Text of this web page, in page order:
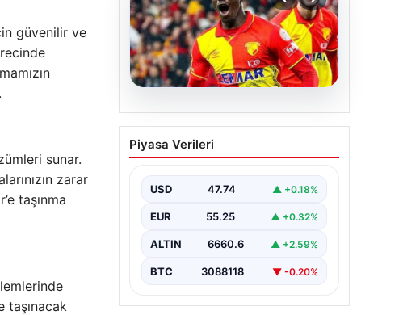
güvenilir ve
sunar.
zarar
taşınma
taşınacak
07.08.2026
Göztepe para basacak!
Yine dev satış geliyor
Piyasa Verileri
USD 47.74 ▲ +0.18%
EUR 55.25 ▲ +0.32%
ALTIN 6660.6 ▲ +2.59%
BTC 3088118 ▼ -0.20%